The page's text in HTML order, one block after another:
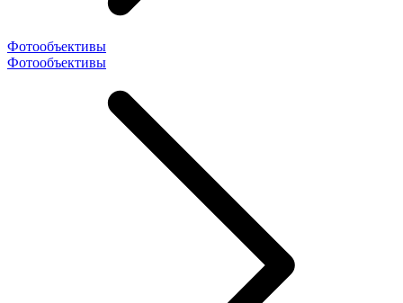
Фотообъективы
Фотообъективы